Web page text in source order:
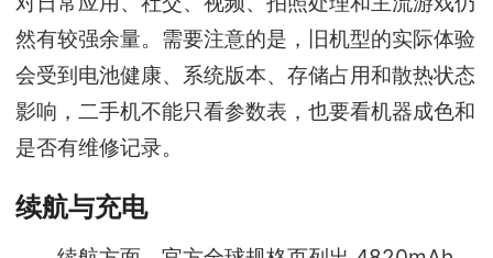
然有较强余量。需要注意的是，旧机型的实际体验
会受到电池健康、系统版本、存储占用和散热状态
影响，二手机不能只看参数表，也要看机器成色和
是否有维修记录。
续航与充电